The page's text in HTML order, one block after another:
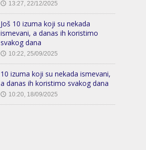
🕔 13:27, 22/12/2025
Još 10 izuma koji su nekada
ismevani, a danas ih koristimo
svakog dana
🕔 10:22, 25/09/2025
10 izuma koji su nekada ismevani,
a danas ih koristimo svakog dana
🕔 10:20, 18/09/2025